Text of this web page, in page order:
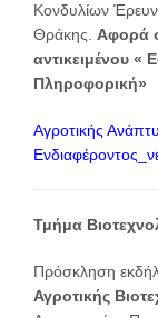
Κονδυλίων
Θράκης. Αφορά
αντικειμένου
Πληροφορική»
Αγροτικής
Τμήμα
Πρόσκληση
Αγροτικής